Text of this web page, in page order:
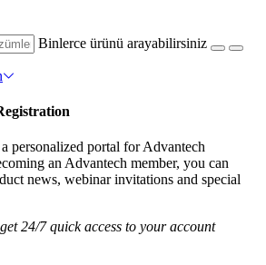
Binlerce ürünü arayabilirsiniz
personalized portal for Advantech
an Advantech member, you can
news, webinar invitations and special
24/7 quick access to your account